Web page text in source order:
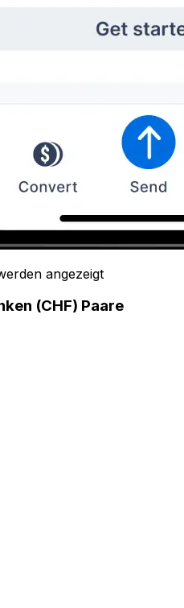
angezeigt
(CHF) Paare